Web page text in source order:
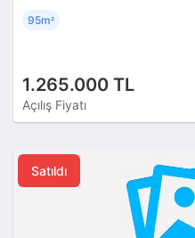
1.265.000 TL
Açılış Fiyatı
95m²
Satıldı